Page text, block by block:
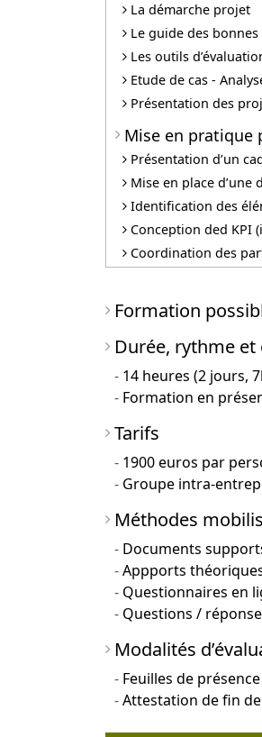
La démarche projet
Le guide des
Les outils
Etude de cas -
Présentation des
Mise en pratique
Présentation d’un
Mise en place d’une
Identification des
Conception ded KPI
Coordination des
Formation
Durée, rythme
14 heures (2 jours,
Formation en
Tarifs
1900 euros par
Groupe intra-
Méthodes
Documents
Appports
Questionnaires en
Questions /
Modalités
Feuilles de présence
Attestation de fin